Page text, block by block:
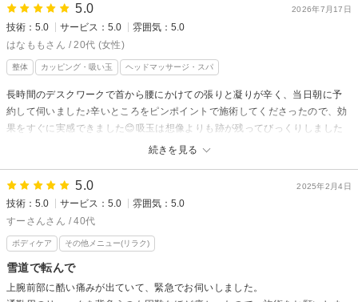
2026年7月17日
5.0
技術：5.0 サービス：5.0
雰囲気：5.0
はなももさん / 20代 (女性)
整体 カッピング・吸い玉 ヘッドマッサージ・スパ
続きを見る
長時間のデスクワークで首から腰にかけての張りと凝りが辛く、当日朝に予
約して伺いました♪辛いところをピンポイントで施術してくださったので、効
果をすぐに実感できました😊吸玉は想像よりも跡が残ってびっくりしました
が、水分補給とストレッチを意識して、日々過ごしたいと思います！また伺
長時間のデスクワークで
首から腰までかなり張りや凝りが強い状態でしたので
効果をすぐに実感していただけたとのこと、大変嬉しく思います。
吸い玉の跡には驚かれたと思いますが
2025年2月4日
5.0
技術：5.0 サービス：5.0
雰囲気：5.0
すーさんさん / 40代
ボディケア その他メニュー(リラク)
雪道で転んで
上腕前部に酷い痛みが出ていて、緊急でお伺いしました。